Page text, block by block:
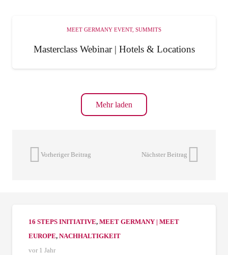
MEET GERMANY EVENT, SUMMITS
Masterclass Webinar | Hotels & Locations
Mehr laden
Vorheriger Beitrag Nächster Beitrag
16 STEPS INITIATIVE, MEET GERMANY | MEET
EUROPE, NACHHALTIGKEIT
vor 1 Jahr